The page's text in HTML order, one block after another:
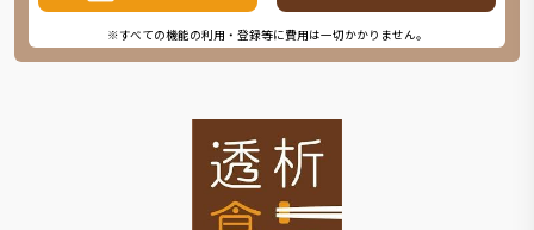
※すべての機能の利用・登録等に費用は一切かかりません。